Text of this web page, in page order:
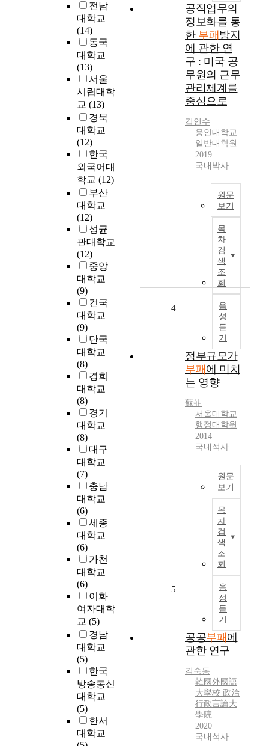
전남
대학교
(14)
동국
대학교
(13)
서울
시립대학
교 (13)
경북
대학교
(12)
한국
외국어대
학교 (12)
부산
대학교
(12)
성균
관대학교
(12)
중앙
대학교
(9)
건국
대학교
(9)
단국
대학교
(8)
경희
대학교
(8)
경기
대학교
(8)
대구
대학교
(7)
충남
대학교
(6)
세종
대학교
(6)
가천
대학교
(6)
이화
여자대학
교 (5)
경남
대학교
(5)
한국
방송통신
대학교
(5)
한서
대학교
을
i
공직업무의
정보화를 통
한 부패 방지
에 관한 연
구 : 미국 공
무원의 근무
관리체계를
중심으로
김인수
용인대학교
일반대학원
2019
국내박사
원문
보기
목
차
검
색
조
회
음
성
듣
기
e
4
정부규모가
부패 에 미치
는 영향
蘇菲
서울대학교
행정대학원
2014
국내석사
원문
보기
목
차
검
색
조
회
음
성
듣
기
5
공공부패 에
관한 연구
김숙동
韓國外國語
大學校 政治
行政言論大
學院
2020
국내석사